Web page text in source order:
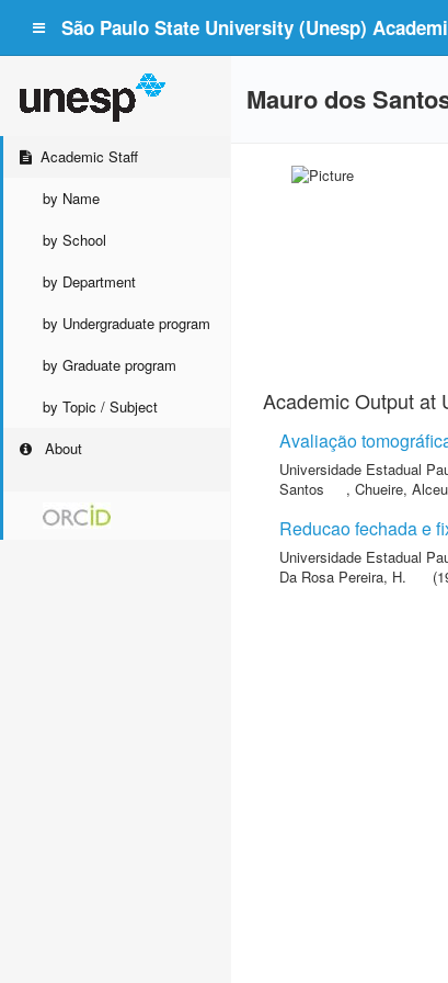
São Paulo State University (Unesp)
Academic Staff
by Name
by School
by Department
by Undergraduate program
by Graduate program
by Topic / Subject
About
Mauro dos
Academic Output at
Avaliação
Universidade Estadual
Santos
, Chueire,
Reducao fechada e
Universidade Estadual
Da Rosa Pereira, H.